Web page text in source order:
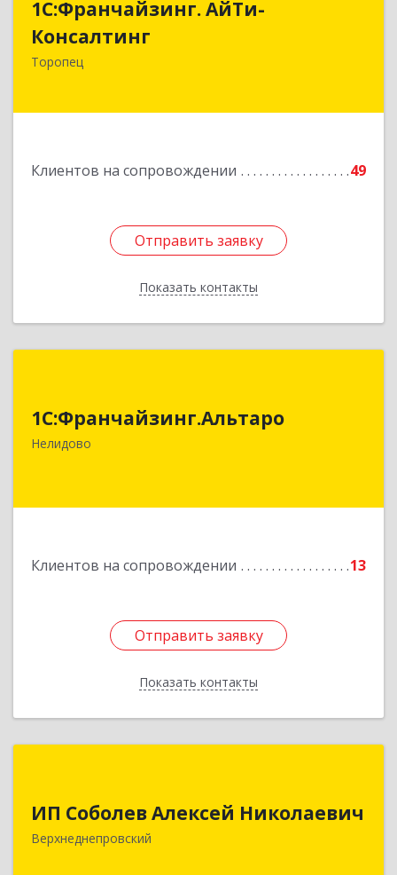
1С:Франчайзинг. АйТи-
Консалтинг
Торопец
Клиентов на сопровождении 49
Отправить заявку
Показать контакты
Консалтинг
Подробнее
Отправить заявку
Назад
1С:Франчайзинг.Альтаро
Нелидово
Клиентов на сопровождении 13
Отправить заявку
Показать контакты
172527, Тверская обл, Нелидово г, Матросова
Отправить заявку
Назад
ИП Соболев Алексей Николаевич
Верхнеднепровский